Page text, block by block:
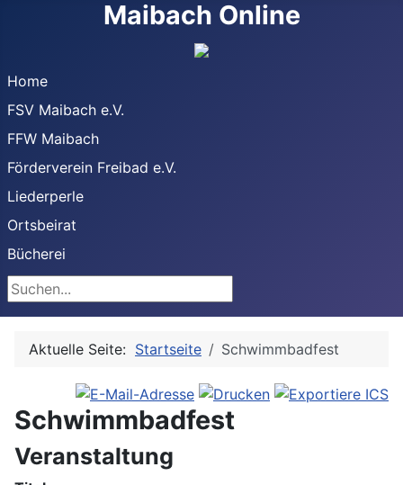
Maibach Online
Home
FSV Maibach e.V.
FFW Maibach
Förderverein Freibad e.V.
Liederperle
Ortsbeirat
Bücherei
Suchen
Aktuelle Seite: Startseite Schwimmbadfest
Schwimmbadfest
Veranstaltung